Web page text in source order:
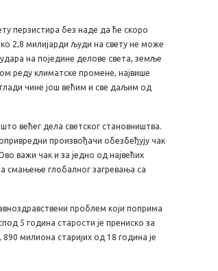
перзистира без наде да ће скоро
2,8 милијарди људи на свету не може
на поједине делове света, земље
реду климатске промене, највише
чине још већим и све даљим од
већег дела светског становништва.
произвођачи обезбеђују чак
важи чак и за једно од највећих
смањење глобалног загревања са
проблем који поприма
5 година старости је прениско за
милиона старијих од 18 година је